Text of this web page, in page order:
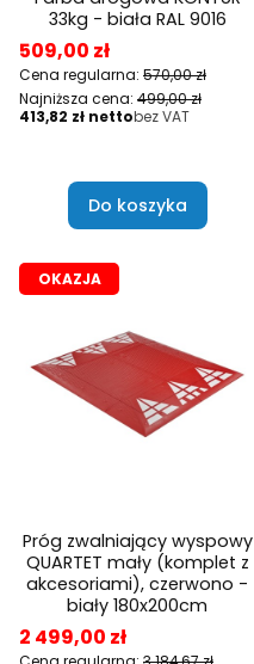
33kg - biała RAL 9016
Cena promocyjna
509,00 zł
Cena regularna: 570,00 zł
Najniższa cena: 499,00 zł
Cena
413,82 zł bez VAT
Do koszyka
OKAZJA
Próg zwalniający wyspowy
QUARTET mały (komplet z
akcesoriami), czerwono -
biały 180x200cm
Cena promocyjna
2 499,00 zł